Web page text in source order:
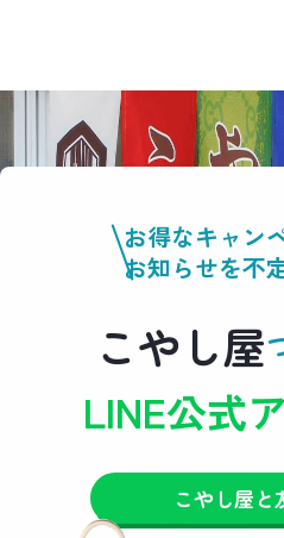
お得なキャン
お知らせを不
こやし屋
LINE公式
こやし屋と